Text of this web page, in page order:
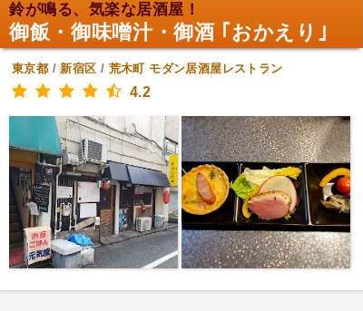
鈴が鳴る、気楽な居酒屋！
御飯・御味噌汁・御酒 ｢おかえり｣
東京都 /新宿区 / 荒木町 モダン居酒屋レストラン
4.2